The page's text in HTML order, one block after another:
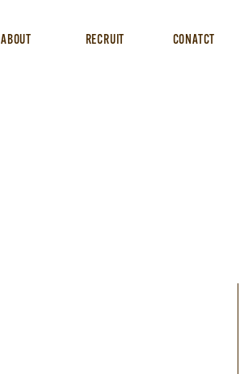
ABOUT RECRUIT CONATCT